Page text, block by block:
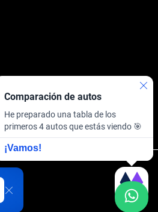
Comparación de autos
He preparado una tabla de los
primeros 4 autos que estás viendo 🎯
¡Vamos!